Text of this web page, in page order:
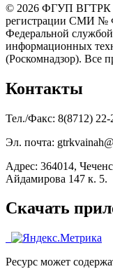
© 2026 ФГУП ВГТРК
регистрации СМИ №
Федеральной
информационных
(Роскомнадзор). Все
Контакты
Тел./Факс: 8(8712) 22-
Эл. почта:
Адрес: 364014,
Айдамирова 147 к. 5.
Скачать
Ресурс может